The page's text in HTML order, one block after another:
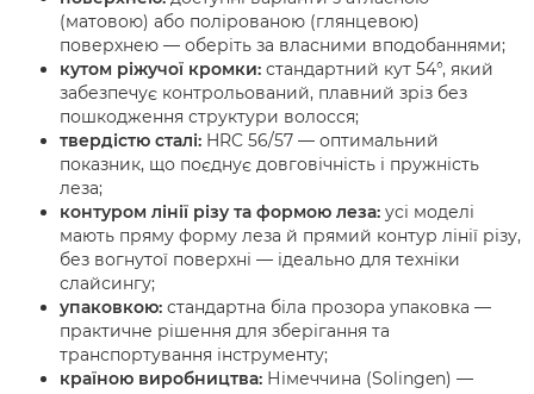
(матовою) або полірованою (глянцевою)
поверхнею — оберіть за власними вподобаннями;
кутом ріжучої кромки: стандартний кут 54°, який
забезпечує контрольований, плавний зріз без
пошкодження структури волосся;
твердістю сталі: HRC 56/57 — оптимальний
показник, що поєднує довговічність і пружність
леза;
контуром лінії різу та формою леза: усі моделі
мають пряму форму леза й прямий контур лінії різу,
без вогнутої поверхні — ідеально для техніки
слайсингу;
упаковкою: стандартна біла прозора упаковка —
практичне рішення для зберігання та
транспортування інструменту;
країною виробництва: Німеччина (Solingen) —